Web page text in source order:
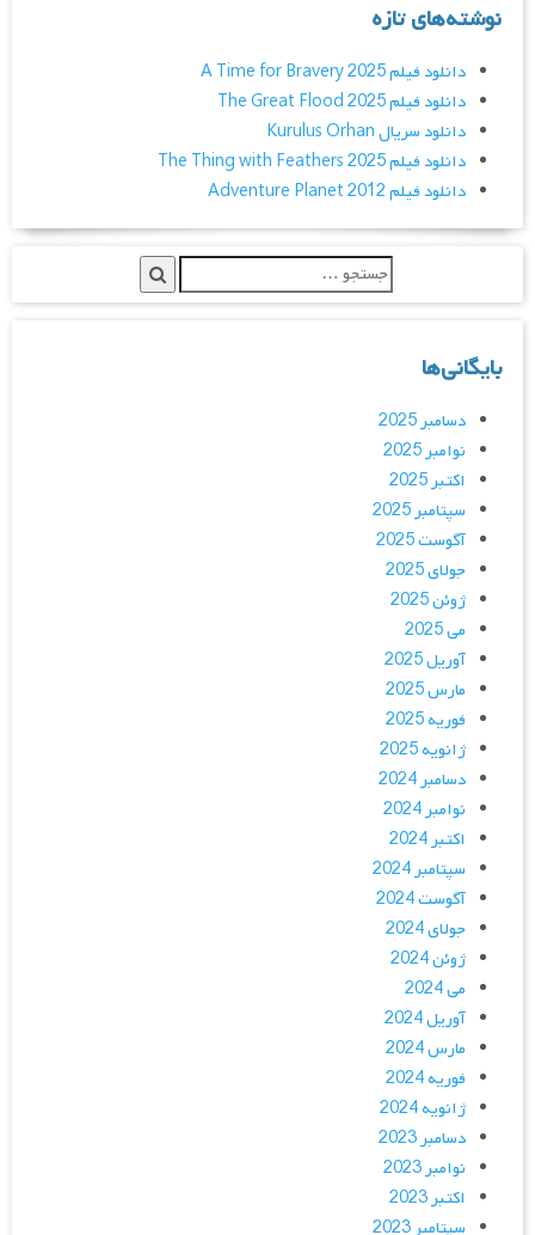
نوشته‌های تازه
دانلود فیلم A Time for Bravery 2025
دانلود فیلم The Great Flood 2025
دانلود سریال Kurulus Orhan
دانلود فیلم The Thing with Feathers 2025
دانلود فیلم Adventure Planet 2012
بایگانی‌ها
دسامبر 2025
نوامبر 2025
اکتبر 2025
سپتامبر 2025
آگوست 2025
جولای 2025
ژوئن 2025
می 2025
آوریل 2025
مارس 2025
فوریه 2025
ژانویه 2025
دسامبر 2024
نوامبر 2024
اکتبر 2024
سپتامبر 2024
آگوست 2024
جولای 2024
ژوئن 2024
می 2024
آوریل 2024
مارس 2024
فوریه 2024
ژانویه 2024
دسامبر 2023
نوامبر 2023
اکتبر 2023
سپتامبر 2023